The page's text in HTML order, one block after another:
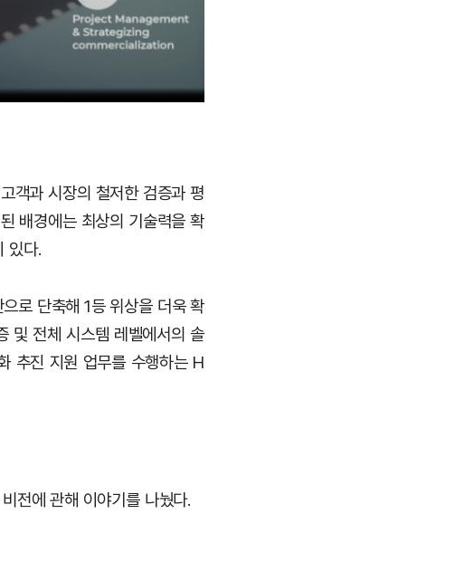
객과 시장의 철저한 검증과 평
배경에는 최상의 기술력을 확
있다.
로 단축해 1등 위상을 더욱 확
및 전체 시스템 레벨에서의 솔
추진 지원 업무를 수행하는 H
전에 관해 이야기를 나눴다.